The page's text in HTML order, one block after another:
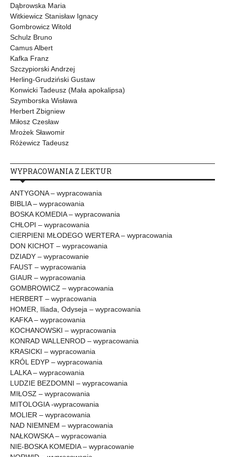
Dąbrowska Maria
Witkiewicz Stanisław Ignacy
Gombrowicz Witold
Schulz Bruno
Camus Albert
Kafka Franz
Szczypiorski Andrzej
Herling-Grudziński Gustaw
Konwicki Tadeusz (Mała apokalipsa)
Szymborska Wisława
Herbert Zbigniew
Miłosz Czesław
Mrożek Sławomir
Różewicz Tadeusz
WYPRACOWANIA Z LEKTUR
ANTYGONA – wypracowania
BIBLIA – wypracowania
BOSKA KOMEDIA – wypracowania
CHŁOPI – wypracowania
CIERPIENI MŁODEGO WERTERA – wypracowania
DON KICHOT – wypracowania
DZIADY – wypracowanie
FAUST – wypracowania
GIAUR – wypracowania
GOMBROWICZ – wypracowania
HERBERT – wypracowania
HOMER, Iliada, Odyseja – wypracowania
KAFKA – wypracowania
KOCHANOWSKI – wypracowania
KONRAD WALLENROD – wypracowania
KRASICKI – wypracowania
KRÓL EDYP – wypracowania
LALKA – wypracowania
LUDZIE BEZDOMNI – wypracowania
MIŁOSZ – wypracowania
MITOLOGIA -wypracowania
MOLIER – wypracowania
NAD NIEMNEM – wypracowania
NAŁKOWSKA – wypracowania
NIE-BOSKA KOMEDIA – wypracowanie